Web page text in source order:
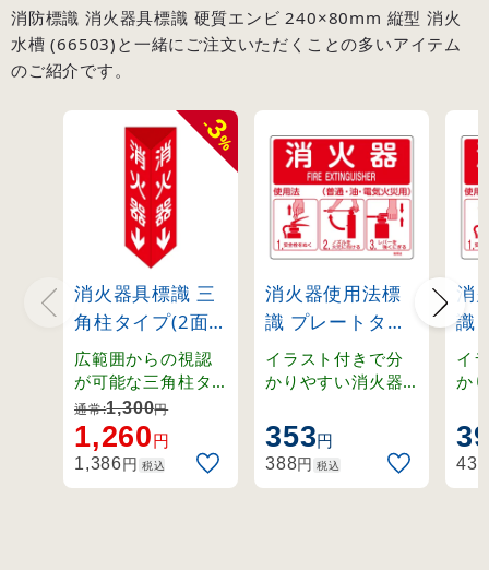
消防標識 消火器具標識 硬質エンビ 240×80mm 縦型 消火
水槽 (66503)と一緒にご注文いただくことの多いアイテム
のご紹介です。
-
3
%
消火器具標識 三
角柱タイプ(2面
表示) 硬質エンビ
製 消火器C(大)
(13103)
広範囲からの視認
が可能な三角柱タ
イプ。裏面テープ
付きで設置も簡単
な硬質エンビ製標
識。
通常:1,300円
1,260円
1,386円 税込
消火器使用法標
識 プレートタイ
プ 0.5mm厚
(66011)
イラスト付きで分
かりやすい消火器
取り付けに適した
硬質エンビ製プレ
ート。
353円
388円 税込
消
識
プ
イ
か
取
硬
ー
432